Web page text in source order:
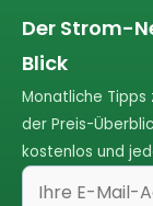
Der Strom-
Blick
Monatliche Tipps
der Preis-
kostenlos und